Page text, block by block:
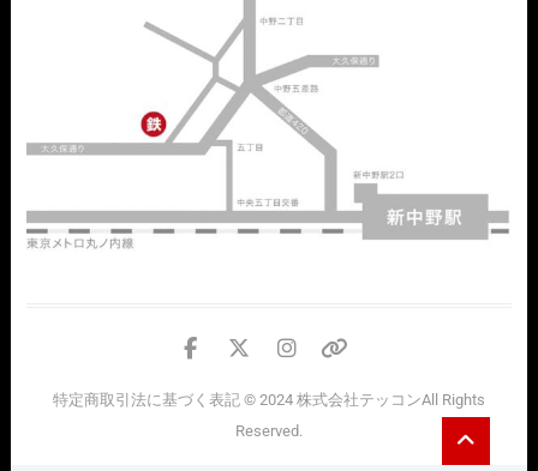
facebook
twitter
instagram
情
特定商取引法に基づく表記© 2024 株式会社テッコンAll Rights
Reserved.
to